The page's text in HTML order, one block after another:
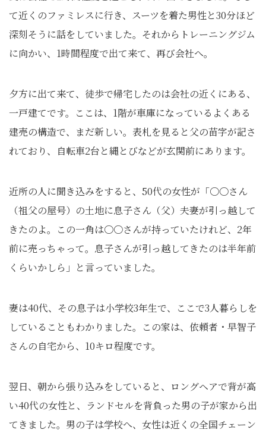
て近くのファミレスに行き、スーツを着た男性と30分ほど
深刻そうに話をしていました。それからトレーニングジム
に向かい、1時間程度で出て来て、再び会社へ。
夕方に出て来て、徒歩で帰宅したのは会社の近くにある、
一戸建てです。ここは、1階が車庫になっているよくある
建売の構造で、まだ新しい。表札を見ると父の苗字が記さ
れており、自転車2台と縄とびなどが玄関前にあります。
近所の人に聞き込みをすると、50代の女性が「〇〇さん
（祖父の屋号）の土地に息子さん（父）夫妻が引っ越して
きたのよ。この一角は〇〇さんが持っていたけれど、2年
前に売っちゃって。息子さんが引っ越してきたのは半年前
くらいかしら」と言っていました。
妻は40代、その息子は小学校3年生で、ここで3人暮らしを
していることもわかりました。この家は、依頼者・早智子
さんの自宅から、10キロ程度です。
翌日、朝から張り込みをしていると、ロングヘアで背が高
い40代の女性と、ランドセルを背負った男の子が家から出
てきました。男の子は学校へ、女性は近くの全国チェーン